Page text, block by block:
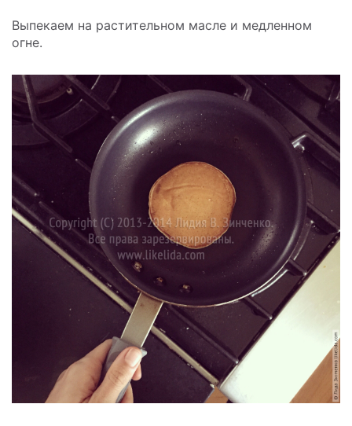
Выпекаем на растительном масле и медленном
огне.